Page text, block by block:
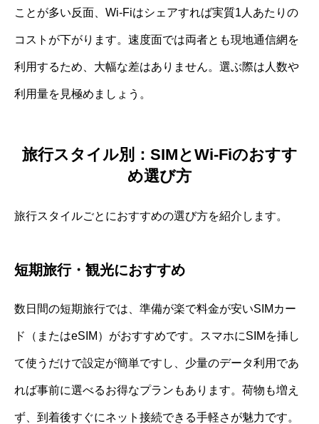
ことが多い反面、Wi-Fiはシェアすれば実質1人あたりの
コストが下がります。速度面では両者とも現地通信網を
利用するため、大幅な差はありません。選ぶ際は人数や
利用量を見極めましょう。
旅行スタイル別：SIMとWi-Fiのおすす
め選び方
旅行スタイルごとにおすすめの選び方を紹介します。
短期旅行・観光におすすめ
数日間の短期旅行では、準備が楽で料金が安いSIMカー
ド（またはeSIM）がおすすめです。スマホにSIMを挿し
て使うだけで設定が簡単ですし、少量のデータ利用であ
れば事前に選べるお得なプランもあります。荷物も増え
ず、到着後すぐにネット接続できる手軽さが魅力です。